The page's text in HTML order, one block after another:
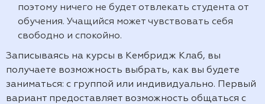
поэтому ничего не будет отвлекать студента от
обучения. Учащийся может чувствовать себя
свободно и спокойно.
Записываясь на курсы в Кембридж Клаб, вы
получаете возможность выбрать, как вы будете
заниматься: с группой или индивидуально. Первый
вариант предоставляет возможность общаться с